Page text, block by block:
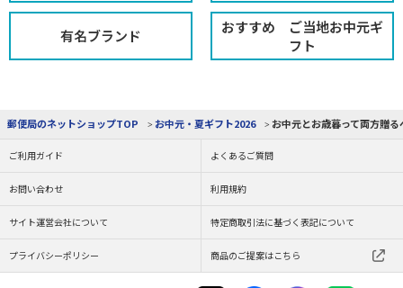
有名ブランド
おすすめ ご当地お中元ギ
フト
郵便局のネットショップTOP お中元・夏ギフト2026 お中元とお歳暮って両方贈
ご利用ガイド よくあるご質問
お問い合わせ 利用規約
サイト運営会社について 特定商取引法に基づく表記について
プライバシーポリシー 商品のご提案はこちら